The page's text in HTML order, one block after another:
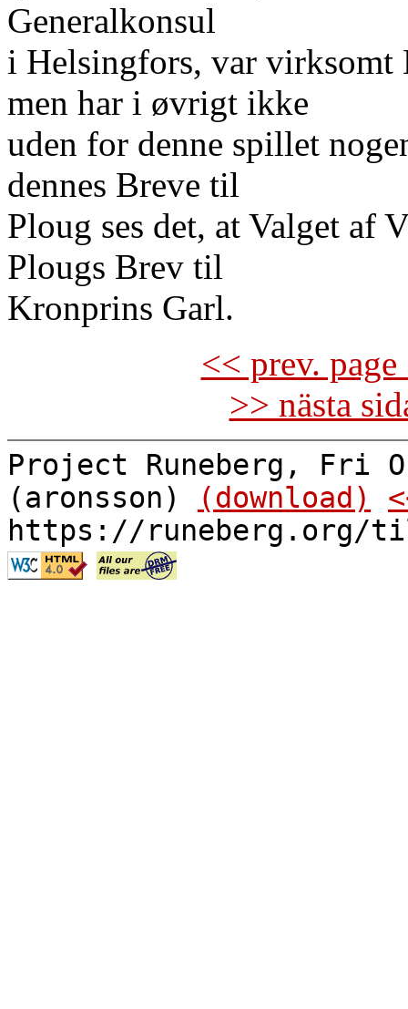
Generalkonsul
i Helsingfors, var virksomt
men har i øvrigt ikke
uden for denne spillet
dennes Breve til
Ploug ses det, at Valget af
Plougs Brev til
Kronprins Garl.
<< prev.
>> nästa
Project Runeberg, Fri
(aronsson)
(download)
https://runeberg.org/